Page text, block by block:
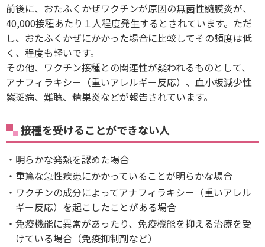
前後に、おたふくかぜワクチンが原因の無菌性髄膜炎が、
40,000接種あたり１人程度発生するとされています。ただ
し、おたふくかぜにかかった場合に比較してその頻度は低
く、程度も軽いです。
その他、ワクチン接種との関連性が疑われるものとして、
アナフィラキシー（重いアレルギー反応）、血小板減少性
紫斑病、難聴、精巣炎などが報告されています。
接種を受けることができない人
明らかな発熱を認めた場合
重篤な急性疾患にかかっていることが明らかな場合
ワクチンの成分によってアナフィラキシー（重いアレル
ギー反応）を起こしたことがある場合
免疫機能に異常があったり、免疫機能を抑える治療を受
けている場合（免疫抑制剤など）